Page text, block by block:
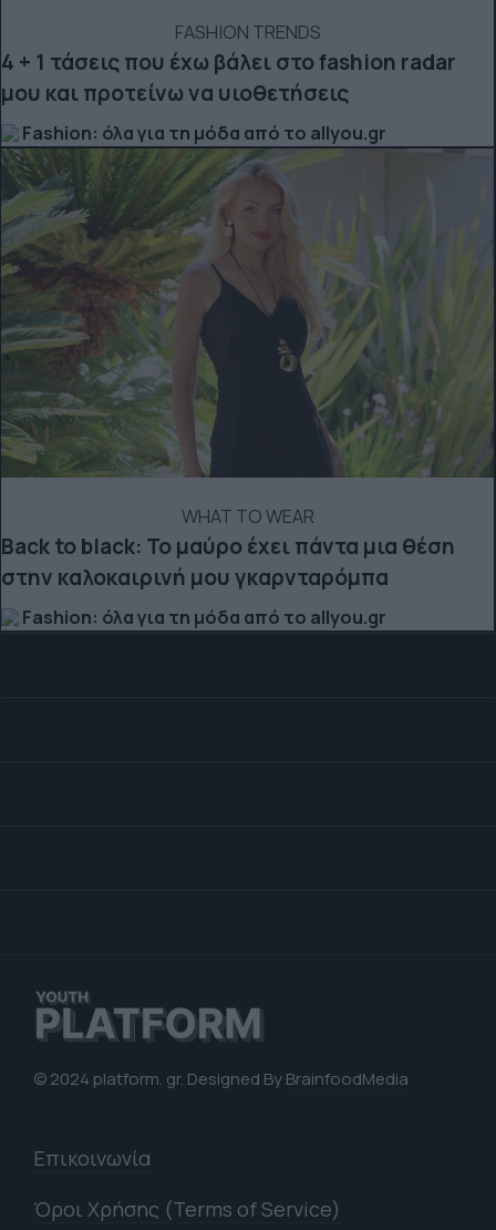
FASHION TRENDS
4 + 1 τάσεις που έχω βάλει στο fashion radar
μου και προτείνω να υιοθετήσεις
Fashion: όλα για τη μόδα από το allyou.gr
WHAT TO WEAR
Back to black: Το μαύρο έχει πάντα μια θέση
στην καλοκαιρινή μου γκαρνταρόμπα
Fashion: όλα για τη μόδα από το allyou.gr
© 2024 platform. gr. Designed ByBrainfoodMedia
Επικοινωνία
Όροι Χρήσης (Terms of Service)